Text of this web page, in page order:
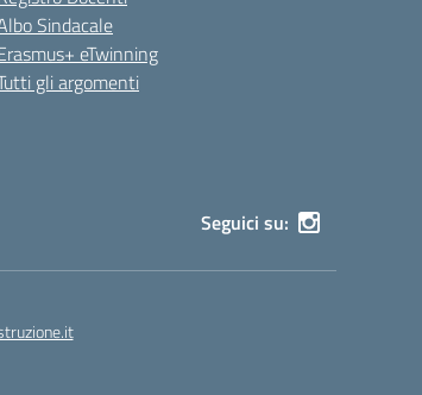
Sindacale
eTwinning
gli argomenti
Seguici su: